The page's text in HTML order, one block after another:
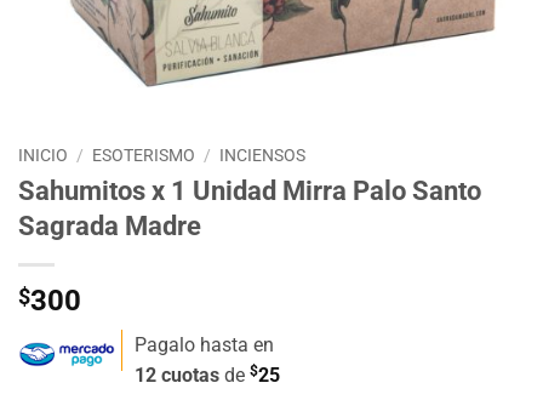
INICIO / ESOTERISMO / INCIENSOS
Sahumitos x 1 Unidad Mirra Palo Santo
Sagrada Madre
$300
Pagalo hasta en
12 cuotas de $25